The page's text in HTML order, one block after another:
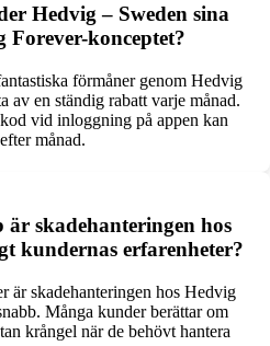
Hedvig – Sweden sina
Forever-konceptet?
förmåner genom Hedvig
av en ständig rabatt varje månad.
vid inloggning på appen kan
månad.
skadehanteringen hos
kundernas erfarenheter?
är skadehanteringen hos Hedvig
Många kunder berättar om
krångel när de behövt hantera